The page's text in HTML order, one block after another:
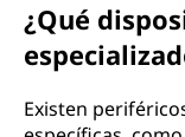
¿Qué
Existen